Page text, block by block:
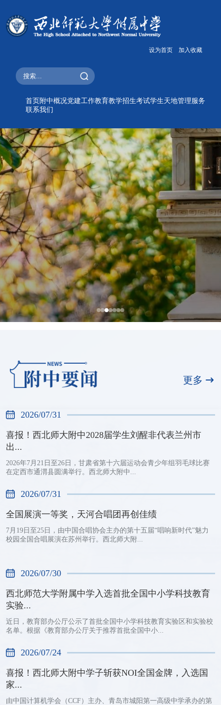
设为首页 加入收藏
首页 附中概况党建工作教育教学招生考试学生天地管理服务
联系我们
更多
西北师范大学附属中学入选首批全国中
小学科技教育实验校
2026/07/30
2026/07/31
喜报！西北师大附中2028届学生刘醒非代表兰州市
出...
2026年7月21日至26日，甘肃省第十六届运动会青少年组羽毛球比赛
在定西市通渭县圆满举行。西北师大附中...
2026/07/31
全国展演一等奖，天河合唱团再创佳绩
7月19日至25日，由中国合唱协会主办的第十五届“唱响新时代”魅力
校园全国合唱展演在苏州举行。西北师大附...
2026/07/30
西北师范大学附属中学入选首批全国中小学科技教育
实验...
近日，教育部办公厅公示了首批全国中小学科技教育实验区和实验校
名单。根据《教育部办公厅关于推荐首批全国中小...
2026/07/24
喜报！西北师大附中学子斩获NOI全国金牌，入选国
家...
由中国计算机学会（CCF）主办、青岛市城阳第一高级中学承办的第